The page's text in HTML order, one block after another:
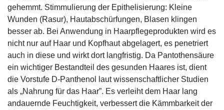
gehemmt. Stimmulierung der Epithelisierung: Kleine
Wunden (Rasur), Hautabschürfungen, Blasen klingen
besser ab. Bei Anwendung in Haarpflegeprodukten wird es
nicht nur auf Haar und Kopfhaut abgelagert, es penetriert
auch in diese und wirkt dort langfristig. Da Pantothensäure
ein wichtiger Bestandteil des gesunden Haares ist, dient
die Vorstufe D-Panthenol laut wissenschaftlicher Studien
als „Nahrung für das Haar”. Es verleiht dem Haar lang
andauernde Feuchtigkeit, verbessert die Kämmbarkeit der